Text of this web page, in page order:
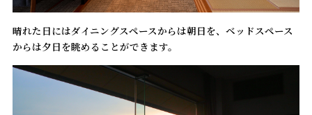
晴れた日にはダイニングスペースからは朝日を、ベッドスペース
からは夕日を眺めることができます。